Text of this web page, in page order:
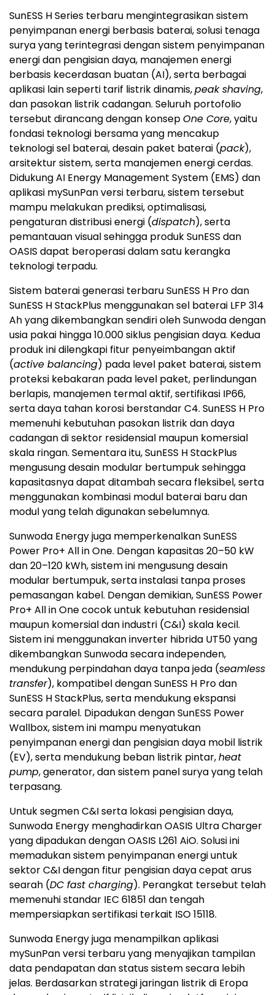
SunESS H Series terbaru mengintegrasikan sistem
penyimpanan energi berbasis baterai, solusi tenaga
surya yang terintegrasi dengan sistem penyimpanan
energi dan pengisian daya, manajemen energi
berbasis kecerdasan buatan (AI), serta berbagai
aplikasi lain seperti tarif listrik dinamis,peak shaving,
dan pasokan listrik cadangan. Seluruh portofolio
tersebut dirancang dengan konsepOne Core, yaitu
fondasi teknologi bersama yang mencakup
teknologi sel baterai, desain paket baterai (pack),
arsitektur sistem, serta manajemen energi cerdas.
Didukung AI Energy Management System (EMS) dan
aplikasi mySunPan versi terbaru, sistem tersebut
mampu melakukan prediksi, optimalisasi,
pengaturan distribusi energi (dispatch), serta
pemantauan visual sehingga produk SunESS dan
OASIS dapat beroperasi dalam satu kerangka
teknologi terpadu.
Sistem baterai generasi terbaru SunESS H Pro dan
SunESS H StackPlus menggunakan sel baterai LFP 314
Ah yang dikembangkan sendiri oleh Sunwoda dengan
usia pakai hingga 10.000 siklus pengisian daya. Kedua
produk ini dilengkapi fitur penyeimbangan aktif
(active balancing) pada level paket baterai, sistem
proteksi kebakaran pada level paket, perlindungan
berlapis, manajemen termal aktif, sertifikasi IP66,
serta daya tahan korosi berstandar C4. SunESS H Pro
memenuhi kebutuhan pasokan listrik dan daya
cadangan di sektor residensial maupun komersial
skala ringan. Sementara itu, SunESS H StackPlus
mengusung desain modular bertumpuk sehingga
kapasitasnya dapat ditambah secara fleksibel, serta
menggunakan kombinasi modul baterai baru dan
modul yang telah digunakan sebelumnya.
Sunwoda Energy juga memperkenalkan SunESS
Power Pro+ All in One. Dengan kapasitas 20–50 kW
dan 20–120 kWh, sistem ini mengusung desain
modular bertumpuk, serta instalasi tanpa proses
pemasangan kabel. Dengan demikian, SunESS Power
Pro+ All in One cocok untuk kebutuhan residensial
maupun komersial dan industri (C&I) skala kecil.
Sistem ini menggunakan inverter hibrida UT50 yang
dikembangkan Sunwoda secara independen,
mendukung perpindahan daya tanpa jeda (seamless
transfer), kompatibel dengan SunESS H Pro dan
SunESS H StackPlus, serta mendukung ekspansi
secara paralel. Dipadukan dengan SunESS Power
Wallbox, sistem ini mampu menyatukan
penyimpanan energi dan pengisian daya mobil listrik
(EV), serta mendukung beban listrik pintar,heat
pump, generator, dan sistem panel surya yang telah
terpasang.
Untuk segmen C&I serta lokasi pengisian daya,
Sunwoda Energy menghadirkan OASIS Ultra Charger
yang dipadukan dengan OASIS L261 AiO. Solusi ini
memadukan sistem penyimpanan energi untuk
sektor C&I dengan fitur pengisian daya cepat arus
searah (DC fast charging). Perangkat tersebut telah
memenuhi standar IEC 61851 dan tengah
mempersiapkan sertifikasi terkait ISO 15118.
Sunwoda Energy juga menampilkan aplikasi
mySunPan versi terbaru yang menyajikan tampilan
data pendapatan dan status sistem secara lebih
jelas. Berdasarkan strategi jaringan listrik di Eropa